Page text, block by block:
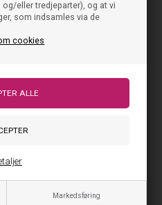
eller tredjeparter), og at vi
som indsamles via de
cookies
Markedsføring